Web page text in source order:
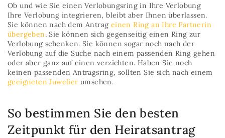
Ob und wie Sie einen Verlobungsring in Ihre Verlobung
Ihre Verlobung integrieren, bleibt aber Ihnen überlassen.
Sie können nach dem Antrag einen Ring an Ihre Partnerin
übergeben. Sie können sich gegenseitig einen Ring zur
Verlobung schenken. Sie können sogar noch nach der
Verlobung auf die Suche nach einem passenden Ring gehen
oder aber ganz auf einen verzichten. Haben Sie noch
keinen passenden Antragsring, sollten Sie sich nach einem
geeigneten Juwelier umsehen.
So bestimmen Sie den besten
Zeitpunkt für den Heiratsantrag